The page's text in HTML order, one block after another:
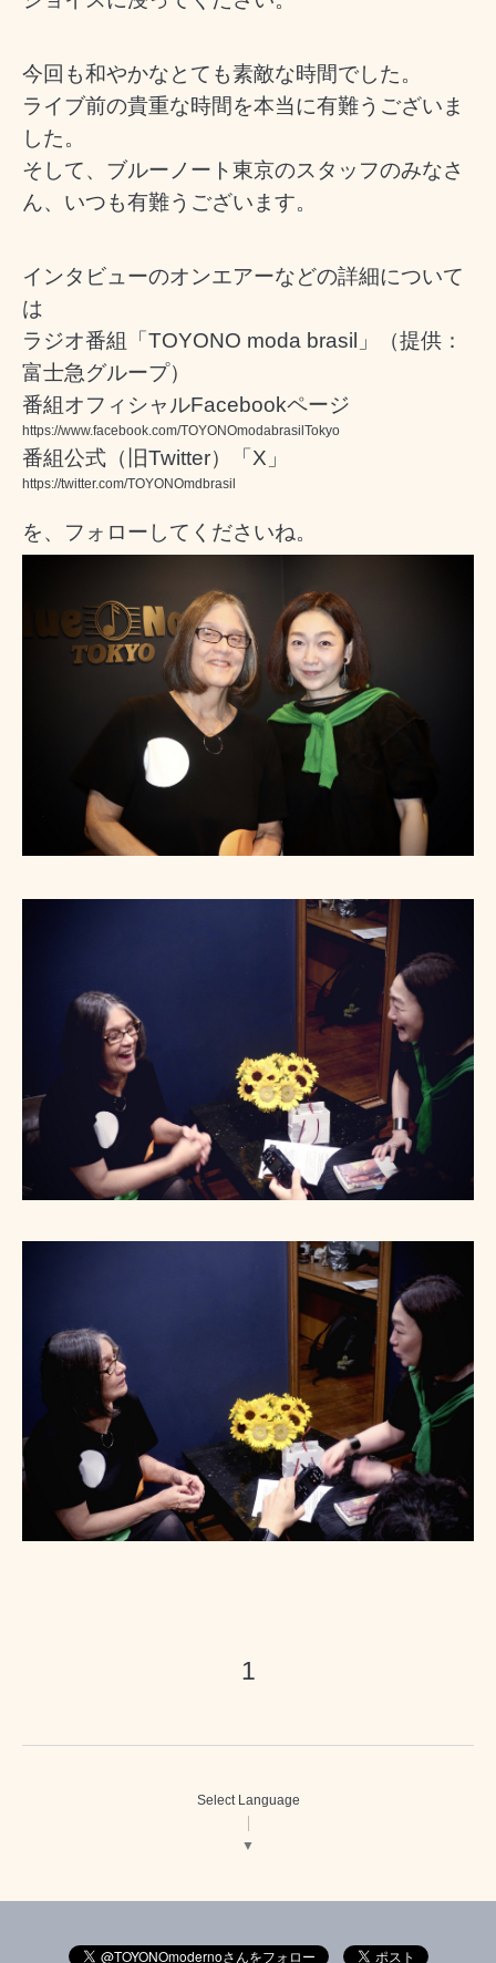
今回も和やかなとても素敵な時間でした。
ライブ前の貴重な時間を本当に有難うございま
した。
そして、ブルーノート東京のスタッフのみなさ
ん、いつも有難うございます。
インタビューのオンエアーなどの詳細について
は
ラジオ番組「TOYONO moda brasil」（提供：
富士急グループ）
番組オフィシャルFacebookページ
https://www.facebook.com/TOYONOmodabrasilTokyo
番組公式（旧Twitter）「X」
https://twitter.com/TOYONOmdbrasil
を、フォローしてくださいね。
1
Select Language
▼